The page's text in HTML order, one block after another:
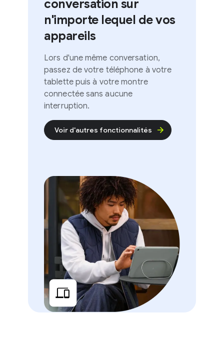
conversation sur
n'importe lequel de vos
appareils
Lors d'une même conversation,
passez de votre téléphone à votre
tablette puis à votre montre
connectée sans aucune
interruption.
Voir d'autres fonctionnalités